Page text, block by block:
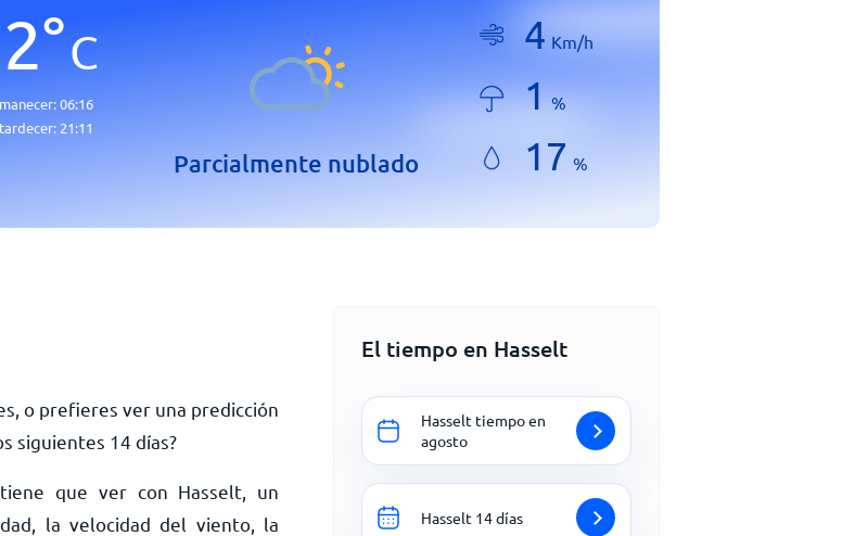
°C
06:16
21:11
Parcialmente nublado
4 Km/h
1 %
17 %
o prefieres ver una predicción
siguientes 14 días?
que ver con Hasselt, un
la velocidad del viento, la
El tiempo en Hasselt
Hasselt tiempo en
agosto
Hasselt 14 días